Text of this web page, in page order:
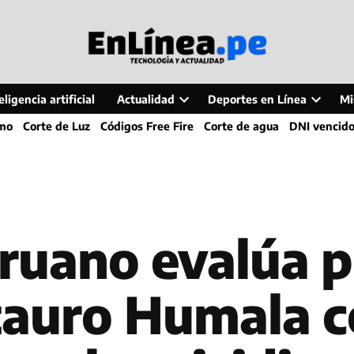
artificial Actualidad
Open
dropdown
Deportes en Línea
Open
dropdown
Corte de Luz Códigos Free Fire Corte de agua DNI vencido
evalúa
Humala